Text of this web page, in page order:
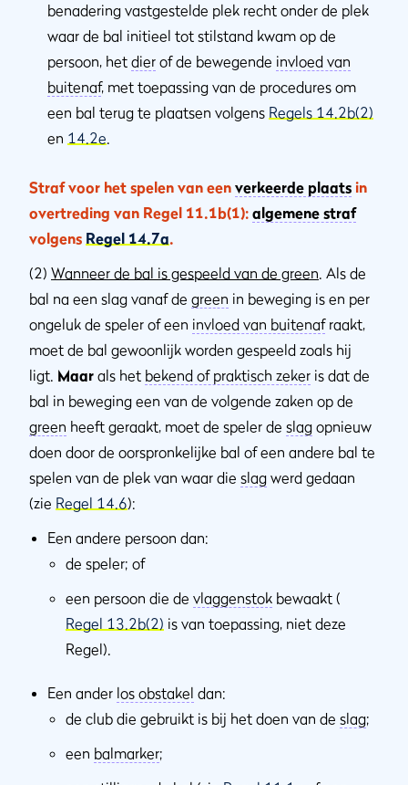
benadering vastgestelde plek recht onder de plek
waar de bal initieel tot stilstand kwam op de
persoon, het dier of de bewegende invloed van
buitenaf, met toepassing van de procedures om
een bal terug te plaatsen volgens Regels 14.2b(2)
en 14.2e.
Straf voor het spelen van een verkeerde plaats in
overtreding van Regel 11.1b(1): algemene straf
volgens Regel 14.7a.
(2) Wanneer de bal is gespeeld van de green. Als de
bal na een slag vanaf de green in beweging is en per
ongeluk de speler of een invloed van buitenafraakt,
moet de bal gewoonlijk worden gespeeld zoals hij
ligt. Maar als het bekend of praktisch zeker is dat de
bal in beweging een van de volgende zaken op de
green heeft geraakt, moet de speler de slag opnieuw
doen door de oorspronkelijke bal of een andere bal te
spelen van de plek van waar die slag werd gedaan
(zie Regel 14.6):
Een andere persoon dan:
de speler; of
een persoon die de vlaggenstok bewaakt (
Regel 13.2b(2) is van toepassing, niet deze
Regel).
Een ander los obstakel dan:
de club die gebruikt is bij het doen van de slag;
een balmarker;